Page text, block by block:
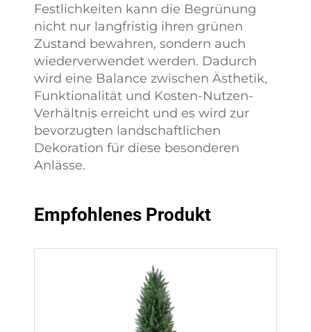
Festlichkeiten kann die Begrünung
nicht nur langfristig ihren grünen
Zustand bewahren, sondern auch
wiederverwendet werden. Dadurch
wird eine Balance zwischen Ästhetik,
Funktionalität und Kosten-Nutzen-
Verhältnis erreicht und es wird zur
bevorzugten landschaftlichen
Dekoration für diese besonderen
Anlässe.
Empfohlenes Produkt